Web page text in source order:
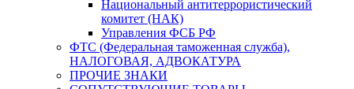
Национальный антитеррористический
комитет (НАК)
Управления ФСБ РФ
ФТС (Федеральная таможенная служба),
НАЛОГОВАЯ, АДВОКАТУРА
ПРОЧИЕ ЗНАКИ